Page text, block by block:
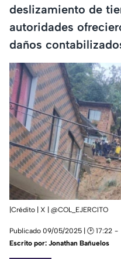
deslizamiento de
autoridades
daños
|Crédito | X | @COL_EJERCITO
Publicado 09/05/2025 | 🕑 17:22
Escrito por: Jonathan Bañuelos